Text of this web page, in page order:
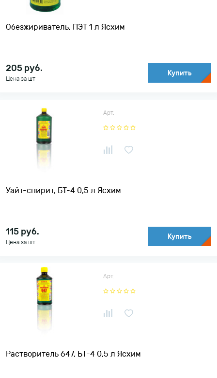
Обезжириватель, ПЭТ 1 л Ясхим
205 руб.
Цена за шт
Купить
Уайт-спирит, БТ-4 0,5 л Ясхим
Арт.
115 руб.
Цена за шт
Купить
Растворитель 647, БТ-4 0,5 л Ясхим
Арт.